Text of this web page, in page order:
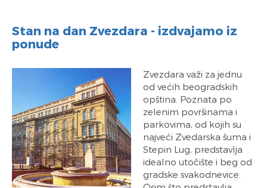
Stan na dan Zvezdara - izdvajamo iz
ponude
Zvezdara važi za jednu
od većih beogradskih
opština. Poznata po
zelenim površinama i
parkovima, od kojih su
najveći Zvedarska šuma i
Stepin Lug, predstavlja
idealno utočište i beg od
gradske svakodnevice.